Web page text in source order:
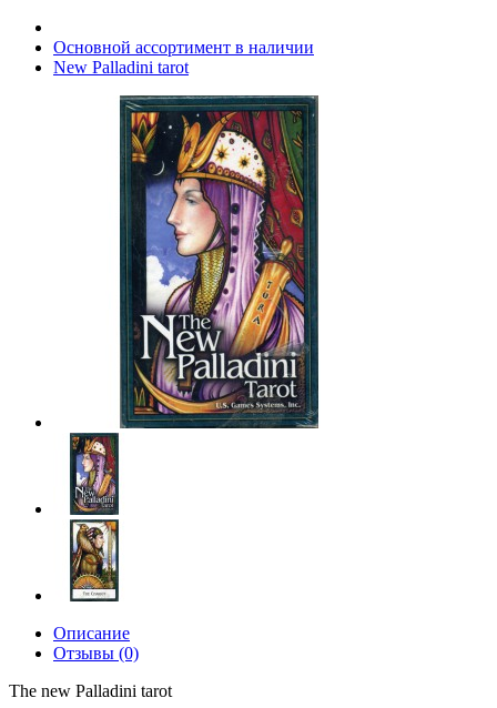
Основной ассортимент в наличии
New Palladini tarot
Описание
Отзывы (0)
The new Palladini tarot